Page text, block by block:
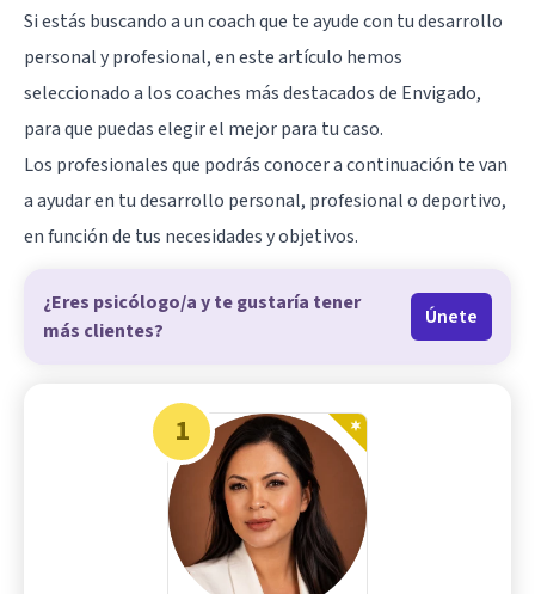
Si estás buscando a un coach que te ayude con tu desarrollo
personal y profesional, en este artículo hemos
seleccionado a los coaches más destacados de Envigado,
para que puedas elegir el mejor para tu caso.
Los profesionales que podrás conocer a continuación te van
a ayudar en tu desarrollo personal, profesional o deportivo,
en función de tus necesidades y objetivos.
¿Eres psicólogo/a y te gustaría tener
más clientes?
Únete
1